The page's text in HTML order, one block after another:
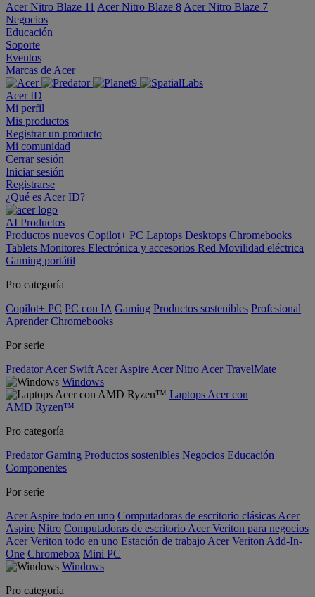
Acer Nitro Blaze 11 Acer Nitro Blaze 8 Acer Nitro Blaze 7
Negocios
Educación
Soporte
Eventos
Marcas de Acer
Acer ID
Mi perfil
Mis productos
Registrar un producto
Mi comunidad
Cerrar sesión
Iniciar sesión
Registrarse
¿Qué es Acer ID?
AI Productos
Productos nuevos Copilot+ PC Laptops Desktops Chromebooks
Tablets Monitores Electrónica y accesorios Red Movilidad eléctrica
Gaming portátil
Pro categoría
Copilot+ PC PC con IA Gaming Productos sostenibles Profesional
Aprender Chromebooks
Por serie
Predator Acer Swift Acer Aspire Acer Nitro Acer TravelMate
Windows
Laptops Acer con
AMD Ryzen™
Pro categoría
Predator Gaming Productos sostenibles Negocios Educación
Componentes
Por serie
Acer Aspire todo en uno Computadoras de escritorio clásicas Acer
Aspire Nitro Computadoras de escritorio Acer Veriton para negocios
Acer Veriton todo en uno Estación de trabajo Acer Veriton Add-In-
One Chromebox Mini PC
Windows
Pro categoría